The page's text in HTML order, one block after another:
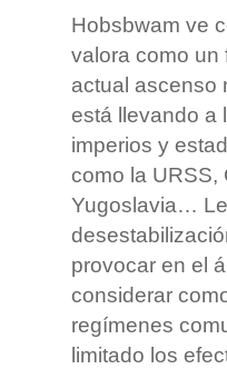
Hobsbwam ve
valora como un
actual ascenso
está llevando a
imperios y
como la URSS,
Yugoslavia…
provocar en el
considerar
regímenes
limitado los